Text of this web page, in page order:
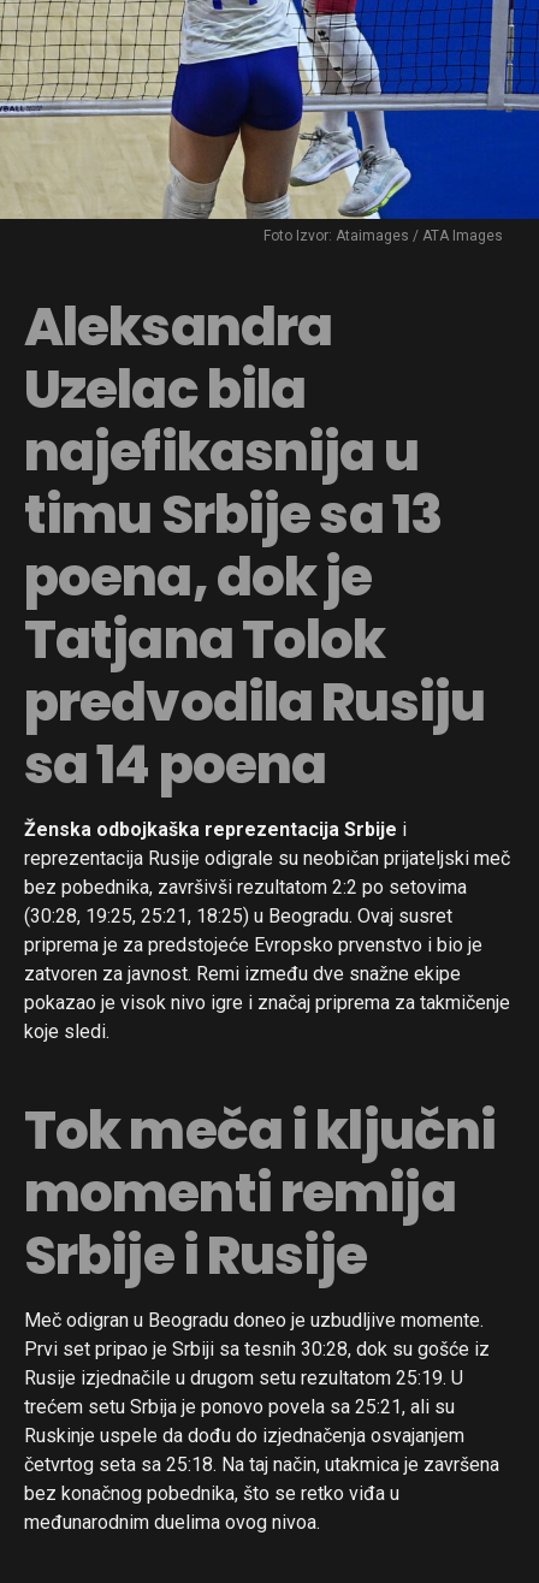
Foto Izvor: Ataimages / ATA Images
Aleksandra
Uzelac bila
najefikasnija u
timu Srbije sa 13
poena, dok je
Tatjana Tolok
predvodila Rusiju
sa 14 poena
Ženska odbojkaška reprezentacija Srbije i
reprezentacija Rusije odigrale su neobičan prijateljski meč
bez pobednika, završivši rezultatom 2:2 po setovima
(30:28, 19:25, 25:21, 18:25) u Beogradu. Ovaj susret
priprema je za predstojeće Evropsko prvenstvo i bio je
zatvoren za javnost. Remi između dve snažne ekipe
pokazao je visok nivo igre i značaj priprema za takmičenje
koje sledi.
Tok meča i ključni
momenti remija
Srbije i Rusije
Meč odigran u Beogradu doneo je uzbudljive momente.
Prvi set pripao je Srbiji sa tesnih 30:28, dok su gošće iz
Rusije izjednačile u drugom setu rezultatom 25:19. U
trećem setu Srbija je ponovo povela sa 25:21, ali su
Ruskinje uspele da dođu do izjednačenja osvajanjem
četvrtog seta sa 25:18. Na taj način, utakmica je završena
bez konačnog pobednika, što se retko viđa u
međunarodnim duelima ovog nivoa.